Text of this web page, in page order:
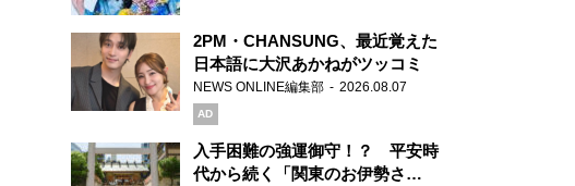
2PM・CHANSUNG、最近覚えた
日本語に大沢あかねがツッコミ
NEWS ONLINE編集部 2026.08.07
AD
入手困難の強運御守！？ 平安時
代から続く「関東のお伊勢さ